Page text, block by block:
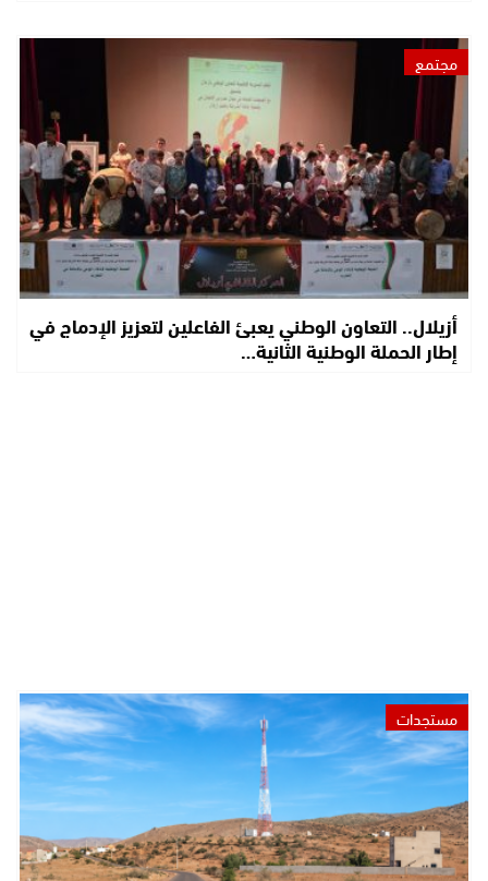
مجتمع
أزيلال.. التعاون الوطني يعبئ الفاعلين لتعزيز الإدماج في
إطار الحملة الوطنية الثانية…
مستجدات